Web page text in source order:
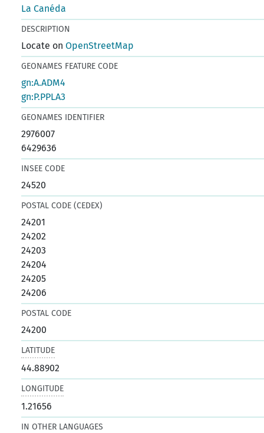
La Canéda
DESCRIPTION
Locate onOpenStreetMap
GEONAMES FEATURE CODE
gn:A.ADM4
gn:P.PPLA3
GEONAMES IDENTIFIER
2976007
6429636
INSEE CODE
24520
POSTAL CODE (CEDEX)
24201
24202
24203
24204
24205
24206
POSTAL CODE
24200
LATITUDE
44.88902
LONGITUDE
1.21656
IN OTHER LANGUAGES